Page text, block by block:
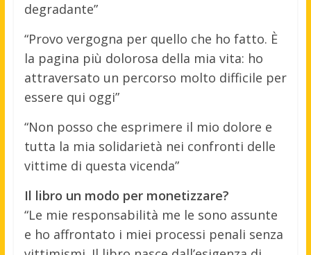
degradante”
“Provo vergogna per quello che ho fatto. È
la pagina più dolorosa della mia vita: ho
attraversato un percorso molto difficile per
essere qui oggi”
“Non posso che esprimere il mio dolore e
tutta la mia solidarietà nei confronti delle
vittime di questa vicenda”
Il libro un modo per monetizzare?
“Le mie responsabilità me le sono assunte
e ho affrontato i miei processi penali senza